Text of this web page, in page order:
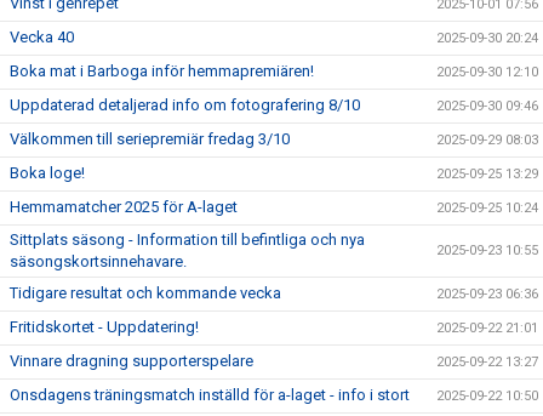
2025-10-01 07:56
Vecka 40 2025-09-30 20:24
Boka mat i Barboga inför hemmapremiären! 2025-09-30 12:10
Uppdaterad detaljerad info om fotografering 8/10 2025-09-30 09:46
Välkommen till seriepremiär fredag 3/10 2025-09-29 08:03
Boka loge! 2025-09-25 13:29
Hemmamatcher 2025 för A-laget 2025-09-25 10:24
Sittplats säsong - Information till befintliga och nya
säsongskortsinnehavare.
2025-09-23 10:55
Tidigare resultat och kommande vecka 2025-09-23 06:36
Fritidskortet - Uppdatering! 2025-09-22 21:01
Vinnare dragning supporterspelare 2025-09-22 13:27
Onsdagens träningsmatch inställd för a-laget - info i stort 2025-09-22 10:50